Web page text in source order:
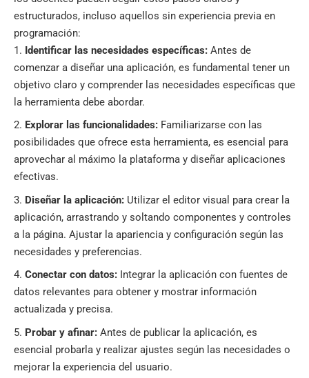
estructurados, incluso aquellos sin experiencia previa en
programación:
Identificar las necesidades específicas: Antes de
comenzar a diseñar una aplicación, es fundamental tener un
objetivo claro y comprender las necesidades específicas que
la herramienta debe abordar.
Explorar las funcionalidades: Familiarizarse con las
posibilidades que ofrece esta herramienta, es esencial para
aprovechar al máximo la plataforma y diseñar aplicaciones
efectivas.
Diseñar la aplicación: Utilizar el editor visual para crear la
aplicación, arrastrando y soltando componentes y controles
a la página. Ajustar la apariencia y configuración según las
necesidades y preferencias.
Conectar con datos: Integrar la aplicación con fuentes de
datos relevantes para obtener y mostrar información
actualizada y precisa.
Probar y afinar: Antes de publicar la aplicación, es
esencial probarla y realizar ajustes según las necesidades o
mejorar la experiencia del usuario.